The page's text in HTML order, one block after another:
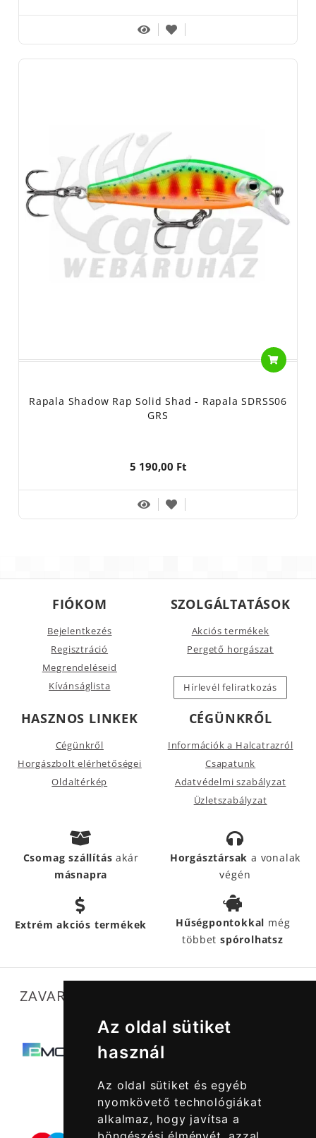
Az oldal sütiket
használ
Az oldal sütiket és egyéb
nyomkövető technológiákat
alkalmaz, hogy javítsa a
Rapala Shadow Rap Solid Shad - Rapala SDRSS06
GRS
5 190,00 Ft
FIÓKOM
Bejelentkezés
Regisztráció
Megrendeléseid
Kívánságlista
SZOLGÁLTATÁSOK
Akciós termékek
Pergető horgászat
Hírlevél feliratkozás
HASZNOS LINKEK
Cégünkről
Horgászbolt elérhetőségei
Oldaltérkép
CÉGÜNKRŐL
Információk a Halcatrazról
Csapatunk
Adatvédelmi szabályzat
Üzletszabályzat
Csomag szállításakár
másnapra
Horgásztársak a vonalak
végén
Extrém akciós termékek Hűségpontokkal még
többetspórolhatsz
ZAVARTALAN MŰKÖDÉSÜNKET SEGÍTIK